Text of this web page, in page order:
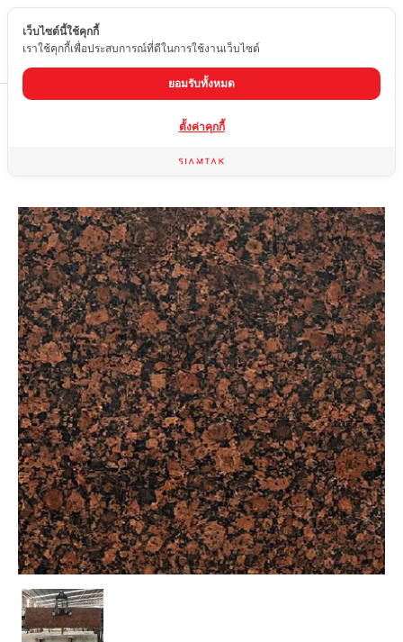
TH
หินแกรนิต
เว็บไซต์นี้ใช้คุกกี้
เราใช้คุกกี้เพื่อประสบการณ์ที่ดีในการใช้งานเว็บไซต์
ยอมรับทั้งหมด
ตั้งค่าคุกกี้